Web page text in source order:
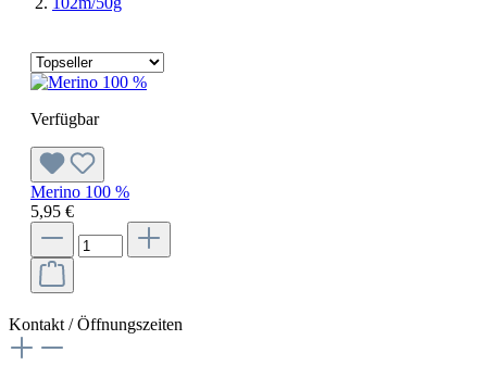
Verfügbar
Merino 100 %
5,95 €
Kontakt / Öffnungszeiten